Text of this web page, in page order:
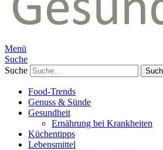
Menü
Suche
Suche
Food-Trends
Genuss & Sünde
Gesundheit
Ernährung bei Krankheiten
Küchentipps
Lebensmittel